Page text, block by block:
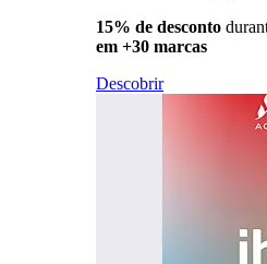
15% de desconto
em +30 marcas
Descobrir